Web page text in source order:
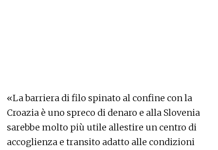
«La barriera di filo spinato al confine con la
Croazia è uno spreco di denaro e alla Slovenia
sarebbe molto più utile allestire un centro di
accoglienza e transito adatto alle condizioni